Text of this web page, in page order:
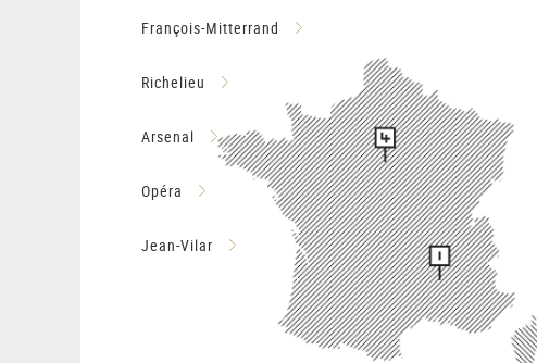
François-Mitterrand
Richelieu
Arsenal
Opéra
Jean-Vilar